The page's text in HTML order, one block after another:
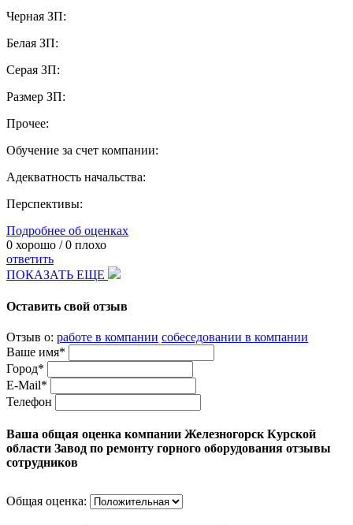
Черная ЗП:
Белая ЗП:
Серая ЗП:
Размер ЗП:
Прочее:
Обучение за счет компании:
Адекватность начальства:
Перспективы:
Подробнее об оценках
0 хорошо /0 плохо
ответить
ПОКАЗАТЬ ЕЩЕ
Оставить свой отзыв
Отзыв о: работе в компании собеседовании в компании
Ваше имя*
Город*
E-Mail*
Телефон
Ваша общая оценка компании Железногорск Курской
области Завод по ремонту горного оборудования отзывы
сотрудников
Общая оценка: